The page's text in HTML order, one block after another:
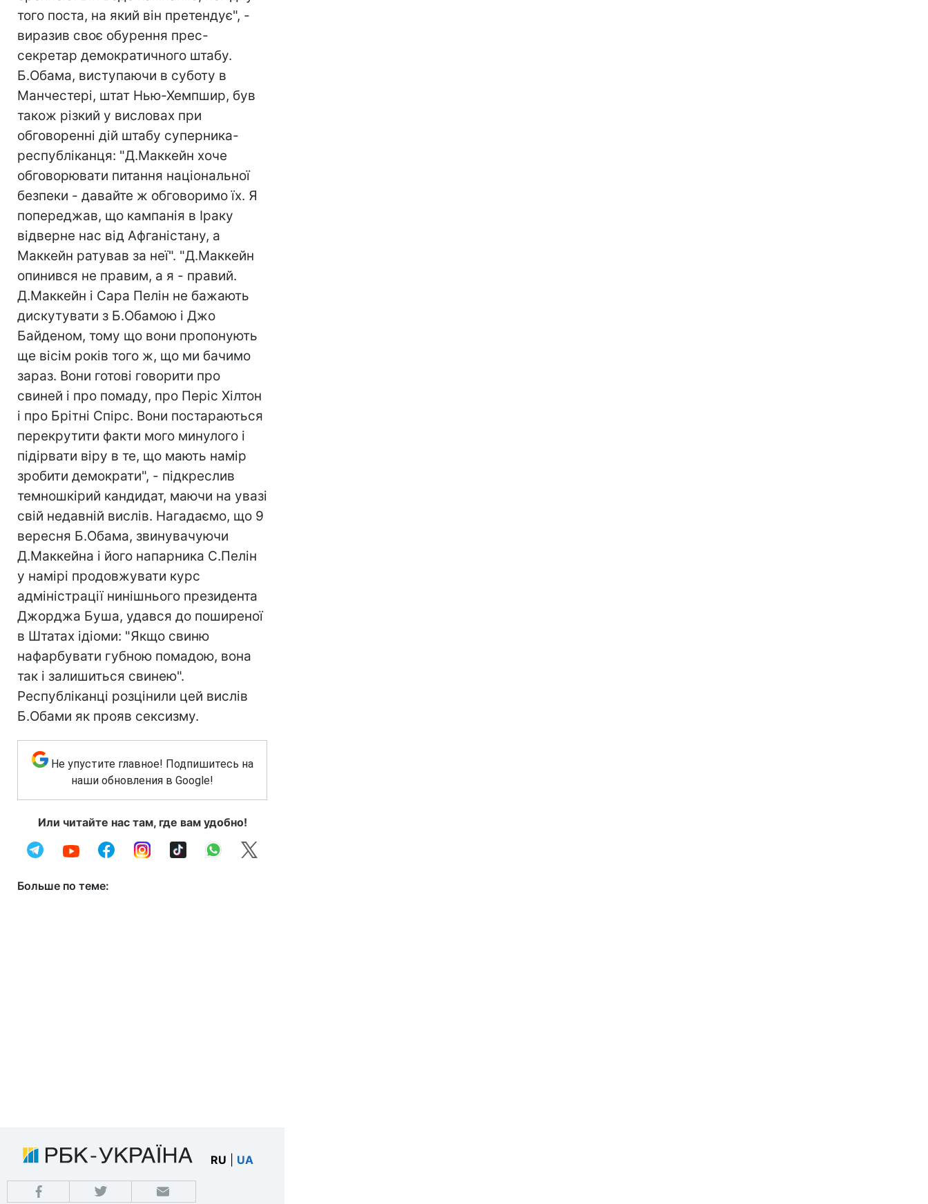
того поста, на який він претендує", -
виразив своє обурення прес-
секретар демократичного штабу.
Б.Обама, виступаючи в суботу в
Манчестері, штат Нью-Хемпшир, був
також різкий у висловах при
обговоренні дій штабу суперника-
республіканця: "Д.Маккейн хоче
обговорювати питання національної
безпеки - давайте ж обговоримо їх. Я
попереджав, що кампанія в Іраку
відверне нас від Афганістану, а
Маккейн ратував за неї". "Д.Маккейн
опинився не правим, а я - правий.
Д.Маккейн і Сара Пелін не бажають
дискутувати з Б.Обамою і Джо
Байденом, тому що вони пропонують
ще вісім років того ж, що ми бачимо
зараз. Вони готові говорити про
свиней і про помаду, про Періс Хілтон
і про Брітні Спірс. Вони постараються
перекрутити факти мого минулого і
підірвати віру в те, що мають намір
зробити демократи", - підкреслив
темношкірий кандидат, маючи на увазі
свій недавній вислів. Нагадаємо, що 9
вересня Б.Обама, звинувачуючи
Д.Маккейна і його напарника С.Пелін
у намірі продовжувати курс
адміністрації нинішнього президента
Джорджа Буша, удався до поширеної
в Штатах ідіоми: "Якщо свиню
нафарбувати губною помадою, вона
так і залишиться свинею".
Республіканці розцінили цей вислів
Б.Обами як прояв сексизму.
Не упустите главное! Подпишитесь на
наши обновления в Google!
Или читайте нас там, где вам удобно!
Больше по теме:
RU UA